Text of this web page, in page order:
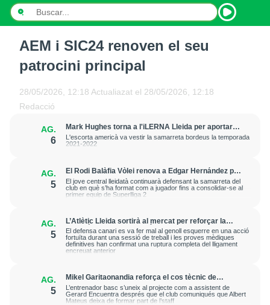
PROGRAMES
CONTACTE
AEM i SIC24 renoven el seu
patrocini principal
28/05/2026, 12:18 Actualiazat el 28/05/2026, 12:18
Redacció
AG.
6
Mark Hughes torna a l'iLERNA Lleida per aportar
amenaça exterior
L'escorta americà va vestir la samarreta bordeus la temporada
2021-2022
AG.
5
El Rodi Balàfia Vòlei renova a Edgar Hernández per
a la temporada 2026-2027
El jove central lleidatà continuarà defensant la samarreta del
club en què s’ha format com a jugador fins a consolidar-se al
primer equip de Superlliga 2
AG.
5
L’Atlètic Lleida sortirà al mercat per reforçar la
posició de central després de la greu lesió que ha
patit Cristian Abreu
El defensa canari es va fer mal al genoll esquerre en una acció
fortuïta durant una sessió de treball i les proves mèdiques
definitives han confirmat una ruptura completa del lligament
encreuat anterior
AG.
5
Mikel Garitaonandia reforça el cos tècnic de
l'iLERNA Lleida de cara a la propera temporada
L’entrenador basc s’uneix al projecte com a assistent de
Gerard Encuentra després que el club comuniqués que Albert
Mateus deixa de formar part de l’staff